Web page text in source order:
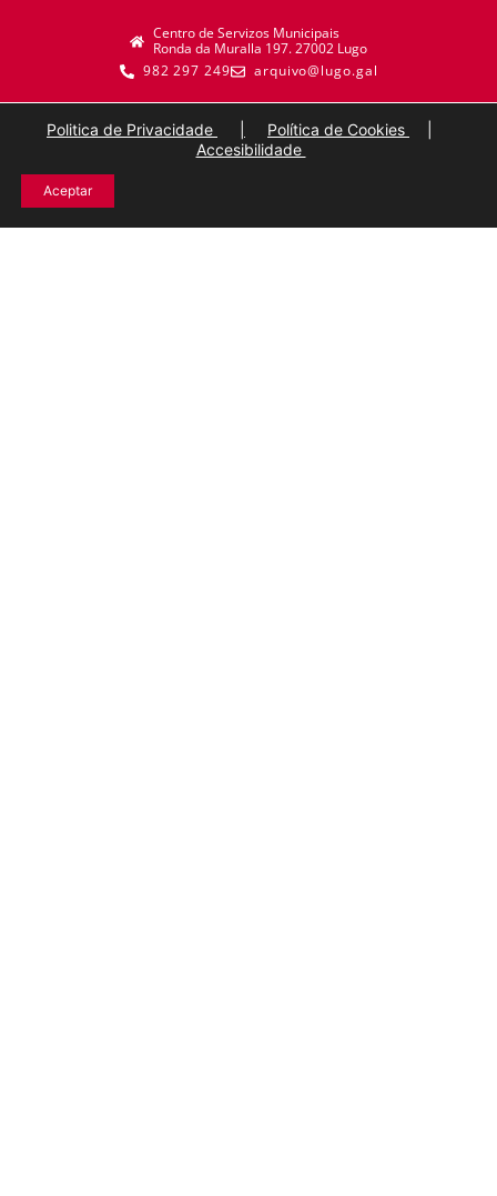
Centro de Servizos Municipais
Ronda da Muralla 197. 27002 Lugo
982 297 249
arquivo@lugo.gal
Politica de Privacidade Política de Cookies
Accesibilidade
Aceptar